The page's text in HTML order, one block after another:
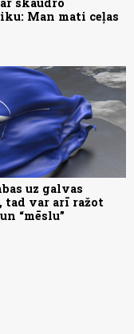
skaudro
Man mati ceļas
uz galvas
var arī ražot
“mēslu”